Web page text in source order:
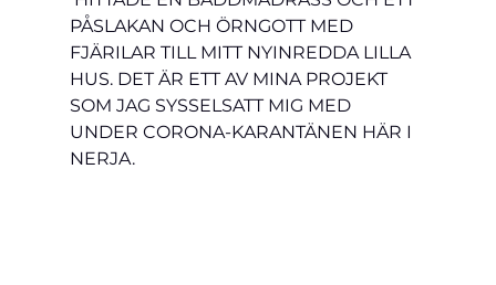
PÅSLAKAN OCH ÖRNGOTT MED
FJÄRILAR TILL MITT NYINREDDA LILLA
HUS. DET ÄR ETT AV MINA PROJEKT
SOM JAG SYSSELSATT MIG MED
UNDER CORONA-KARANTÄNEN HÄR I
NERJA.